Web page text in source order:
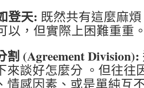
登天: 既然共有這麼麻
以，但實際上困難重重
割 (Agreement Division):
來談好怎麼分 。但往往
情感因素、或是單純互